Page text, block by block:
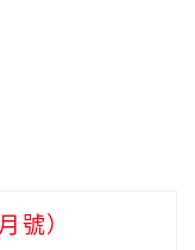
號）